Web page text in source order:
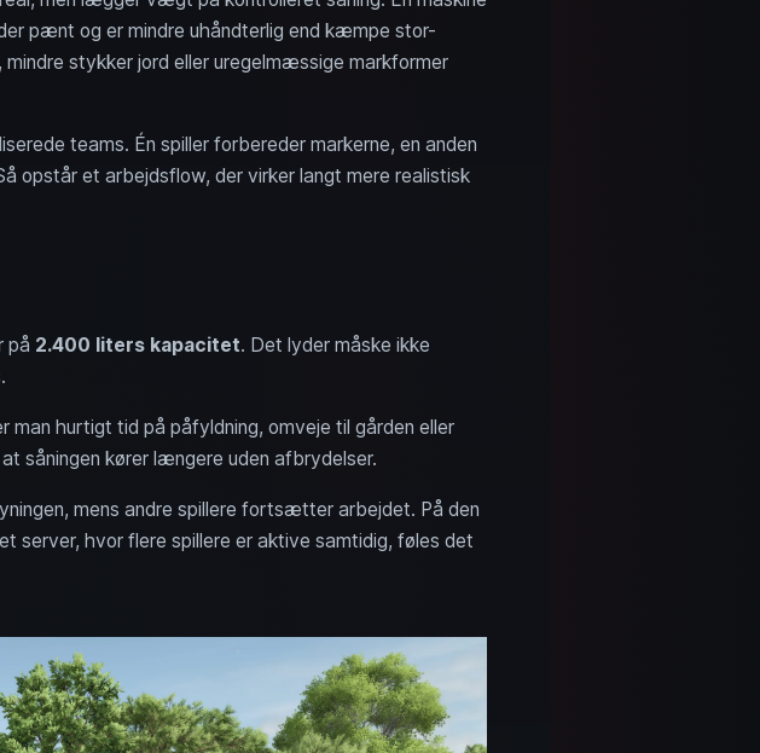
pænt og er mindre uhåndterlig end kæmpe stor-
stykker jord eller uregelmæssige markformer
teams. Én spiller forbereder markerne, en anden
opstår et arbejdsflow, der virker langt mere realistisk
på 2.400 liters kapacitet. Det lyder måske ikke
man hurtigt tid på påfyldning, omveje til gården eller
såningen kører længere uden afbrydelser.
mens andre spillere fortsætter arbejdet. På den
server, hvor flere spillere er aktive samtidig, føles det